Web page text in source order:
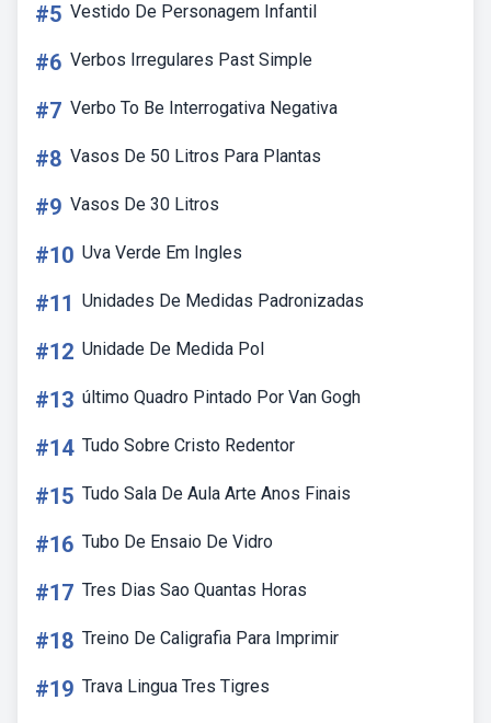
#5 Vestido De Personagem Infantil
#6 Verbos Irregulares Past Simple
#7 Verbo To Be Interrogativa Negativa
#8 Vasos De 50 Litros Para Plantas
#9 Vasos De 30 Litros
#10 Uva Verde Em Ingles
#11 Unidades De Medidas Padronizadas
#12 Unidade De Medida Pol
#13 último Quadro Pintado Por Van Gogh
#14 Tudo Sobre Cristo Redentor
#15 Tudo Sala De Aula Arte Anos Finais
#16 Tubo De Ensaio De Vidro
#17 Tres Dias Sao Quantas Horas
#18 Treino De Caligrafia Para Imprimir
#19 Trava Lingua Tres Tigres